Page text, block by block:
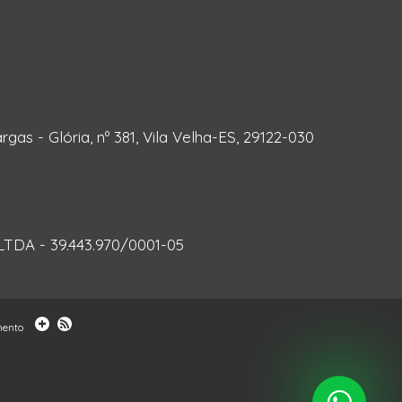
- Glória, nº 381, Vila Velha-ES, 29122-030
- 39.443.970/0001-05